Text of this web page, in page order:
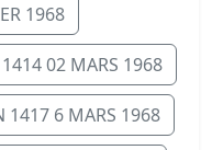
1968
02 MARS 1968
1417 6 MARS 1968